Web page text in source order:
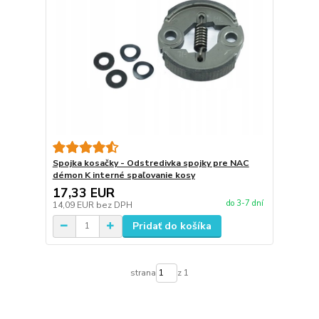
Spojka kosačky - Odstredivka spojky pre NAC
démon K interné spaľovanie kosy
17,33 EUR
14,09 EUR bez DPH do 3-7 dní
Pridať do košíka
strana z 1